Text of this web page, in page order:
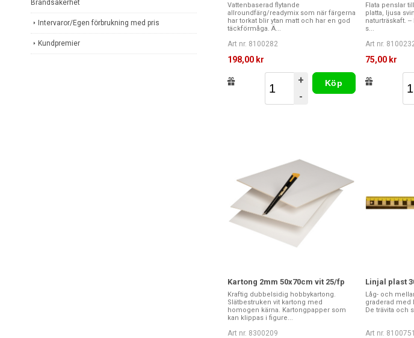
Brandsäkerhet
Intervaror/Egen förbrukning med pris
Kundpremier
Vattenbaserad flytande
allroundfärg/readymix som när färgerna
har torkat blir ytan matt och har en god
täckförmåga. Ä...
Art nr. 8100282
198,00 kr
+
-
Köp
Flata penslar
platta, ljusa
naturträskaft.
s...
Art nr.
75,00 kr
Kartong 2mm 50x70cm vit 25/fp
Kraftig dubbelsidig hobbykartong.
Slätbestruken vit kartong med
homogen kärna. Kartongpapper som
kan klippas i figure...
Art nr. 8300209
Linjal plast
Låg- och
graderad med
De trävita och
Art nr. 8100751